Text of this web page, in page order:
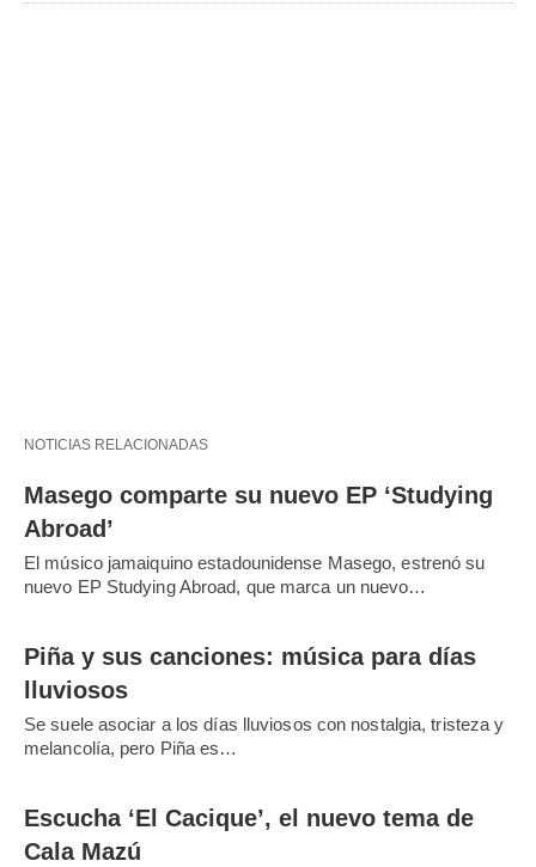
NOTICIAS RELACIONADAS
Masego comparte su nuevo EP ‘Studying
Abroad’
El músico jamaiquino estadounidense Masego, estrenó su
nuevo EP Studying Abroad, que marca un nuevo…
Piña y sus canciones: música para días
lluviosos
Se suele asociar a los días lluviosos con nostalgia, tristeza y
melancolía, pero Piña es…
Escucha ‘El Cacique’, el nuevo tema de
Cala Mazú